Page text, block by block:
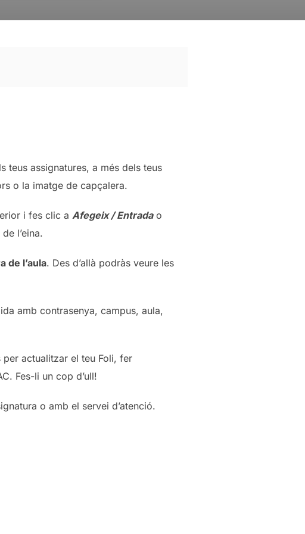
teus assignatures, a més dels teus
o la imatge de capçalera.
i fes clic a Afegeix / Entradao
l’eina.
de l’aula. Des d’allà podràs veure les
amb contrasenya, campus, aula,
per actualitzar el teu Foli, fer
Fes-li un cop d’ull!
o amb el servei d’atenció.